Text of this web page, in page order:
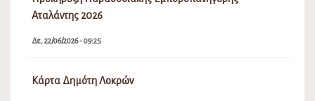
Αταλάντης 2026
Δε, 22/06/2026 - 09:25
Κάρτα Δημότη Λοκρών